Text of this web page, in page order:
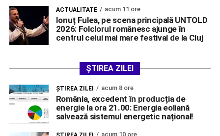
ACTUALITATE acum 11 ore
Ionuț Fulea, pe scena principală UNTOLD
2026: Folclorul românesc ajunge în
centrul celui mai mare festival de la Cluj
ȘTIREA ZILEI
ŞTIREA ZILEI acum 8 ore
România, excedent în producția de
energie la ora 21.00: Energia eoliană
salvează sistemul energetic național!
acum 10 ore